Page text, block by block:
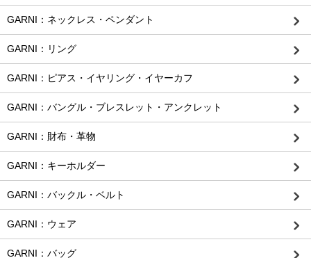
GARNI：ネックレス・ペンダント
GARNI：リング
GARNI：ピアス・イヤリング・イヤーカフ
GARNI：バングル・ブレスレット・アンクレット
GARNI：財布・革物
GARNI：キーホルダー
GARNI：バックル・ベルト
GARNI：ウェア
GARNI：バッグ